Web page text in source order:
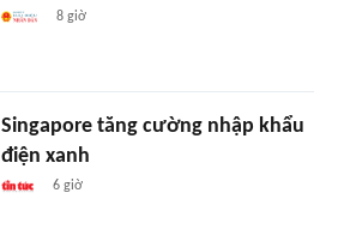
8 giờ
Singapore tăng cường nhập khẩu
điện xanh
6 giờ